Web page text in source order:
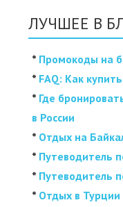
ЛУЧШЕЕ В
* Промокоды на
* FAQ: Как
* Где
в России
* Отдых на
* Путеводитель
* Путеводитель
* Отдых в Турции